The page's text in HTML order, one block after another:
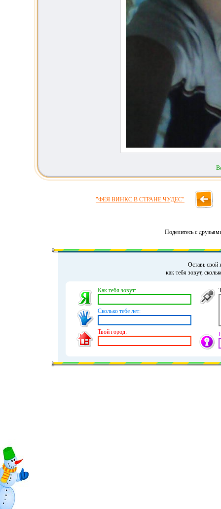
"ФЕЯ ВИНКС В СТРАНЕ ЧУДЕС"
Поделитесь с
Оставь свой
как тебя зовут,
Как тебя зовут:
Сколько тебе лет:
Твой город: